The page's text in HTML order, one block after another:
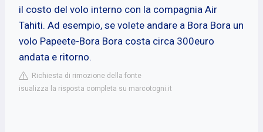
il costo del volo interno con la compagnia Air
Tahiti. Ad esempio, se volete andare a Bora Bora un
volo Papeete-Bora Bora costa circa 300euro
andata e ritorno.
Richiesta di rimozione della fonte
isualizza la risposta completa su marcotogni.it